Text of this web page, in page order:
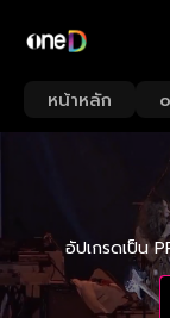
หน้าหลัก
อัปเกรดเป็น